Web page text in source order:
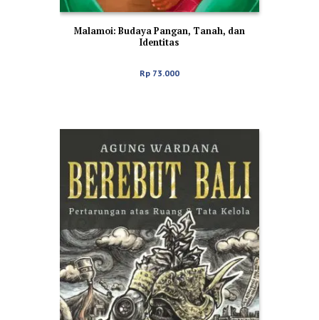
Malamoi: Budaya Pangan, Tanah, dan
Identitas
Rp 73.000